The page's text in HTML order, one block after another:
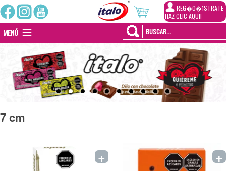
REG�0�1STRATE
HAZ CLIC AQUI!
MENÚ
7 cm
+ +